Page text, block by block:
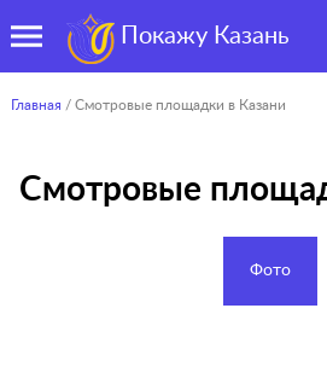
Покажу Казань
Главная / Смотровые площадки в Казани
Смотровые
Фото